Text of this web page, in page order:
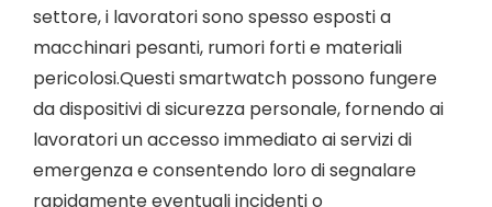
settore, i lavoratori sono spesso esposti a
macchinari pesanti, rumori forti e materiali
pericolosi.Questi smartwatch possono fungere
da dispositivi di sicurezza personale, fornendo ai
lavoratori un accesso immediato ai servizi di
emergenza e consentendo loro di segnalare
rapidamente eventuali incidenti o